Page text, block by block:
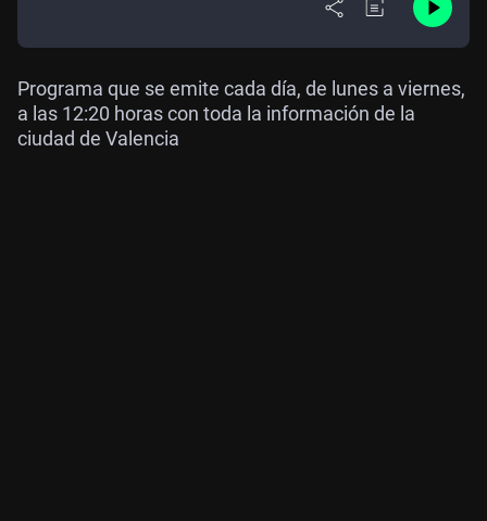
Programa que se emite cada día, de lunes a viernes,
a las 12:20 horas con toda la información de la
ciudad de Valencia